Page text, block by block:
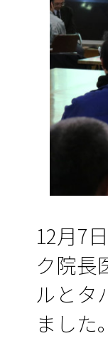
12月7
ク院長
ルとタ
ました。